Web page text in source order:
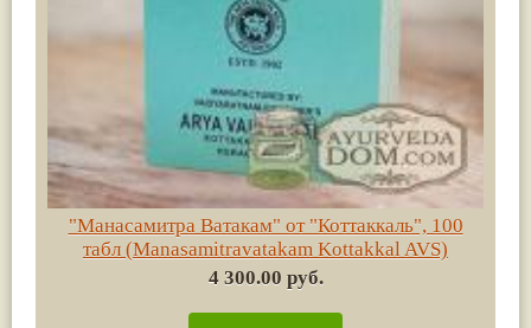
"Манасамитра Ватакам" от "Коттаккаль", 100
табл (Manasamitravatakam Kottakkal AVS)
4 300.00 руб.